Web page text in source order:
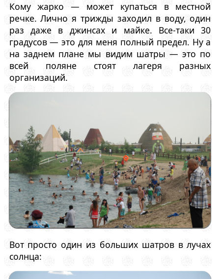
Кому жарко — может купаться в местной
речке. Лично я трижды заходил в воду, один
раз даже в джинсах и майке. Все-таки 30
градусов — это для меня полный предел. Ну а
на заднем плане мы видим шатры — это по
всей поляне стоят лагеря разных
организаций.
Вот просто один из больших шатров в лучах
солнца: